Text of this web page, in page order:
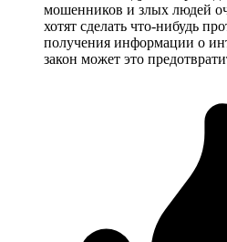
мошенников и злых людей
хотят сделать что-нибудь
получения информации о
закон может это